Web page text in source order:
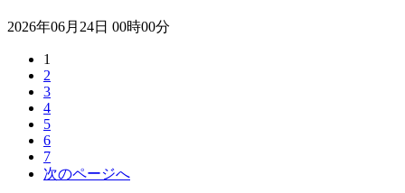
2026年06月24日 00時00分
1
2
3
4
5
6
7
次のページへ